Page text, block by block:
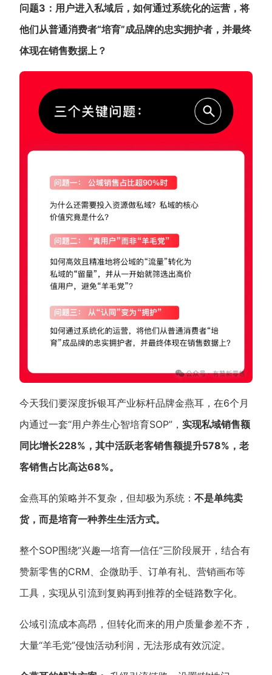
培训课程
私域课程
增长俱乐部 有赞商盟
认证服务商
数据通服务
问题3：用户进入私域后，如何通过系统化的运营，将
他们从普通消费者“培育”成品牌的忠实拥护者，并最终
体现在销售数据上？
今天我们要深度拆银耳产业标杆品牌金燕耳，在6个月
内通过一套“用户养生心智培育SOP”， 实现私域销售额
同比增长228%，其中活跃老客销售额提升578%，老
客销售占比高达68%。
金燕耳的策略并不复杂，但却极为系统： 不是单纯卖
货，而是培育一种养生生活方式。
整个SOP围绕“兴趣—培育—信任”三阶段展开，结合有
赞新零售的CRM、企微助手、订单有礼、营销画布等
工具，实现从引流到复购再到推荐的全链路数字化。
公域引流成本高昂，但转化而来的用户质量参差不齐，
大量“羊毛党”侵蚀活动利润，无法形成有效沉淀。